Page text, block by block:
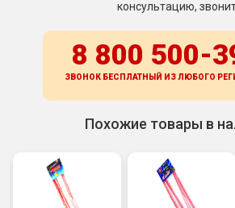
консультацию,
8 800 500-
ЗВОНОК БЕСПЛАТНЫЙ ИЗ ЛЮБОГО
Похожие товары в